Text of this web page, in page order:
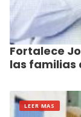
Fortalece
las familias
LEER MAS